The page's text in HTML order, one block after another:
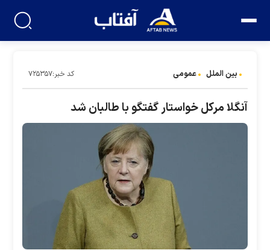
بین الملل عمومی کد خبر:۷۲۵۳۵۷
آنگلا مرکل خواستار گفتگو با طالبان شد